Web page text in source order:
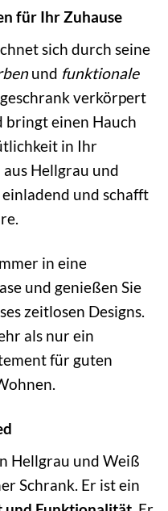
für Ihr Zuhause
sich durch seine
und funktionale
verkörpert
bringt einen Hauch
in Ihr
Hellgrau und
und schafft
in eine
und genießen Sie
zeitlosen Designs.
als nur ein
für guten
Hellgrau und Weiß
Schrank. Er ist ein